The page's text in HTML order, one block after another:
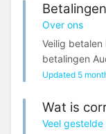
Betalingen
Over ons
Veilig betalen
betalingen
Updated 5
Wat is
Veel